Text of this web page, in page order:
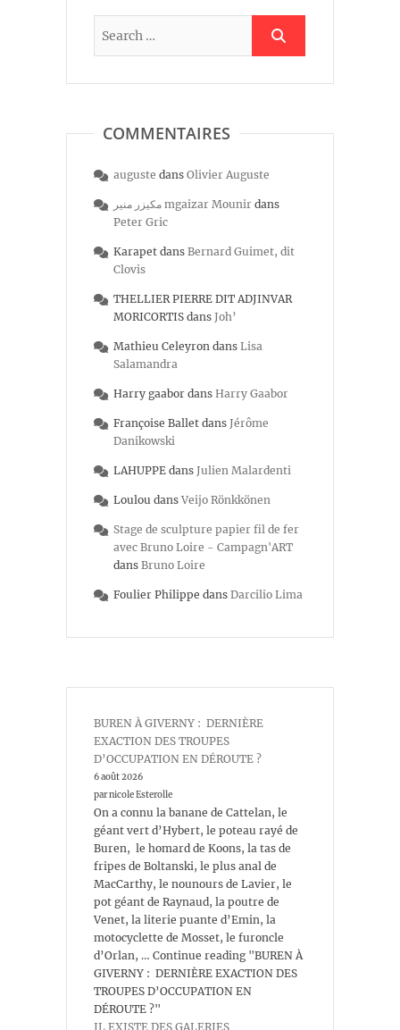
COMMENTAIRES
auguste dans Olivier Auguste
مكيزر منير mgaizar Mounir dans
Peter Gric
Karapet dans Bernard Guimet, dit
Clovis
THELLIER PIERRE DIT ADJINVAR
MORICORTIS dans Joh’
Mathieu Celeyron dans Lisa
Salamandra
Harry gaabor dans Harry Gaabor
Françoise Ballet dans Jérôme
Danikowski
LAHUPPE dans Julien Malardenti
Loulou dans Veijo Rönkkönen
Stage de sculpture papier fil de fer
avec Bruno Loire - Campagn'ART
dans Bruno Loire
Foulier Philippe dans Darcilio Lima
BUREN À GIVERNY : DERNIÈRE
EXACTION DES TROUPES
D’OCCUPATION EN DÉROUTE ?
6 août 2026
par nicole Esterolle
On a connu la banane de Cattelan, le
géant vert d’Hybert, le poteau rayé de
Buren, le homard de Koons, la tas de
fripes de Boltanski, le plus anal de
MacCarthy, le nounours de Lavier, le
pot géant de Raynaud, la poutre de
Venet, la literie puante d’Emin, la
motocyclette de Mosset, le furoncle
d’Orlan, … Continue reading "BUREN À
GIVERNY : DERNIÈRE EXACTION DES
TROUPES D’OCCUPATION EN
DÉROUTE ?"
IL EXISTE DES GALERIES